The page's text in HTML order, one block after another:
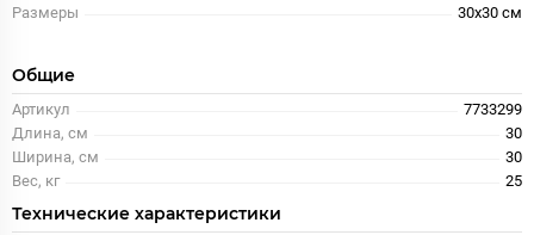
Размеры
30x30 см
Общие
Артикул
7733299
Длина, см
30
Ширина, см
30
Вес, кг
25
Технические характеристики